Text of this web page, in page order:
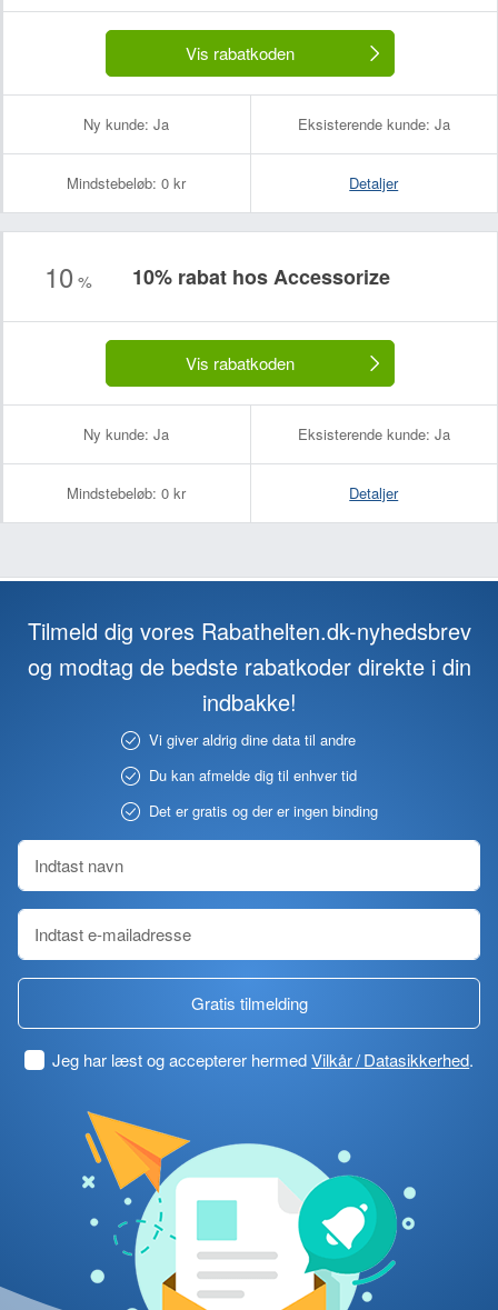
Vis rabatkoden
Ny kunde: Ja Eksisterende kunde: Ja
Mindstebeløb: 0 kr Detaljer
10 % 10% rabat hos Accessorize
Vis rabatkoden
Ny kunde: Ja Eksisterende kunde: Ja
Mindstebeløb: 0 kr Detaljer
Tilmeld dig vores Rabathelten.dk-nyhedsbrev
og modtag de bedste rabatkoder direkte i din
indbakke!
Vi giver aldrig dine data til andre
Du kan afmelde dig til enhver tid
Det er gratis og der er ingen binding
Gratis tilmelding
Jeg har læst og accepterer hermedVilkår / Datasikkerhed.